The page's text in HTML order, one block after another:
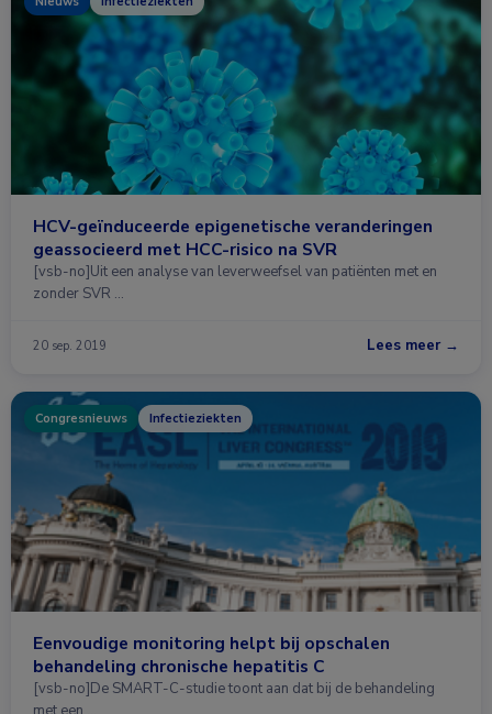
HCV-geïnduceerde epigenetische veranderingen
geassocieerd met HCC-risico na SVR
[vsb-no]Uit een analyse van leverweefsel van patiënten met en
zonder SVR …
20 sep. 2019 Lees meer →
Congresnieuws Infectieziekten
Eenvoudige monitoring helpt bij opschalen
behandeling chronische hepatitis C
[vsb-no]De SMART-C-studie toont aan dat bij de behandeling